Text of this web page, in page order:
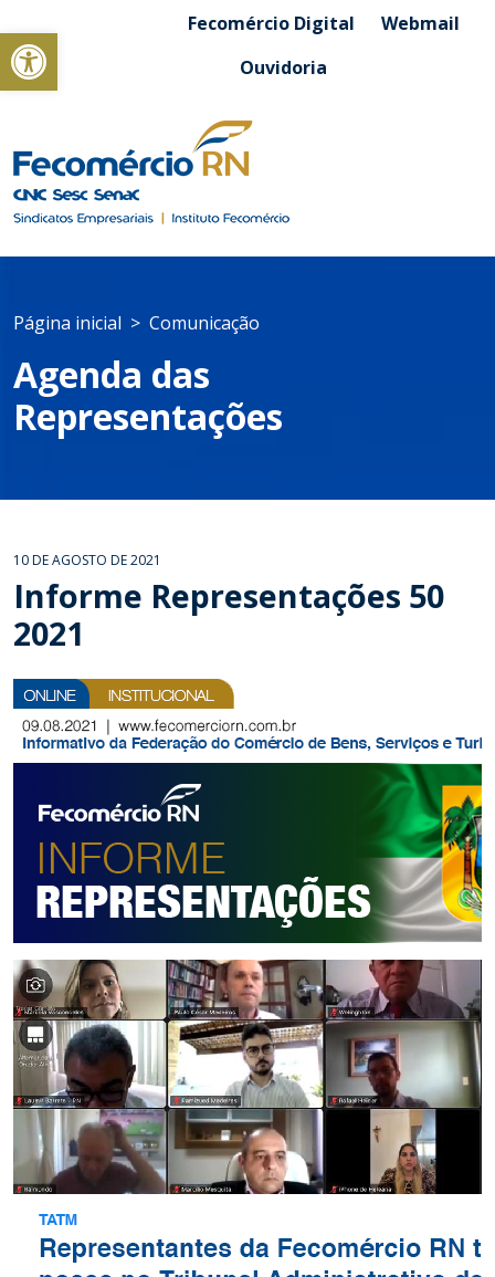
Abrir a barra de ferramentasFecomércio Digital
Webmail
Ouvidoria
Página inicial Comunicação
Agenda das
Representações
10 DE AGOSTO DE 2021
Informe Representações 50
2021